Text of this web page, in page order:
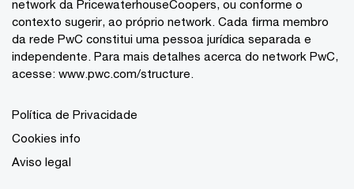
network da PricewaterhouseCoopers, ou conforme o
contexto sugerir, ao próprio network. Cada firma membro
da rede PwC constitui uma pessoa jurídica separada e
independente. Para mais detalhes acerca do network PwC,
acesse: www.pwc.com/structure.
Política de Privacidade
Cookies info
Aviso legal